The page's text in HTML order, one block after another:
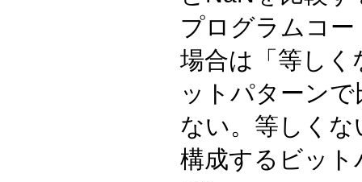
プログラムコ
場合は「等しく
ットパターン
ない。等しく
構成するビッ